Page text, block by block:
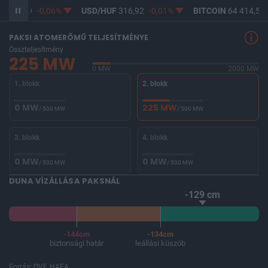
365,20 -0,06% USD/HUF316,92 -0,01% BITCOIN64 414,52
PAKSI ATOMERŐMŰ TELJESÍTMÉNYE
Összteljesítmény
225 MW 0 MW
2000 MW
1. blokk
0 MW/ 500 MW
2. blokk
225 MW/ 500 MW
3. blokk
0 MW/ 500 MW
4. blokk
0 MW/ 500 MW
DUNA VÍZÁLLÁSA PAKSNÁL
-129 cm
-144cm
biztonsági határ
-134cm
leállási küszöb